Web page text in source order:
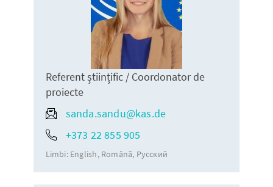
Referent științific / Coordonator de
proiecte
sanda.sandu@kas.de
+373 22 855 905
Limbi: English Română Русский